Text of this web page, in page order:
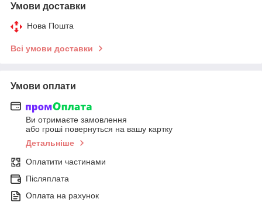
Умови доставки
Нова Пошта
Всі умови доставки
Умови оплати
Ви отримаєте замовлення
або гроші повернуться на вашу картку
Детальніше
Оплатити частинами
Післяплата
Оплата на рахунок